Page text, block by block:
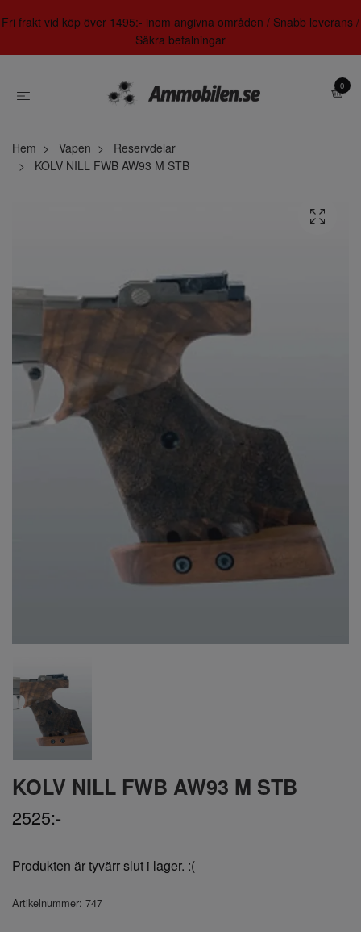
Fri frakt vid köp över 1495:- inom angivna områden / Snabb leverans /
Säkra betalningar
0
Hem Vapen
Reservdelar
KOLV NILL FWB AW93 M STB
KOLV NILL FWB AW93 M STB
2525:-
Produkten är tyvärr slut i lager. :(
Artikelnummer: 747